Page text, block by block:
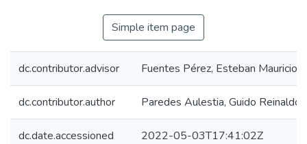
Simple item page
dc.contributor.advisor Fuentes Pérez, Esteban Mauricio
dc.contributor.author Paredes Aulestia, Guido Reinaldo
dc.date.accessioned 2022-05-03T17:41:02Z